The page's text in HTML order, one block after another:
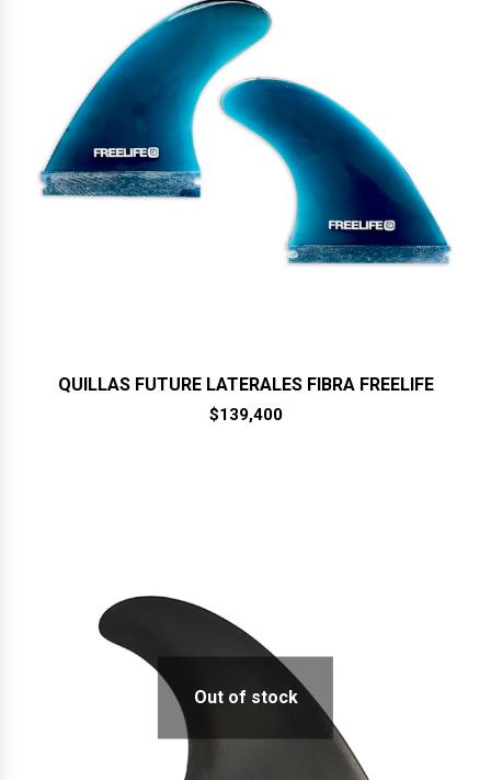
QUILLAS FUTURE LATERALES FIBRA FREELIFE
$139,400
Out of stock